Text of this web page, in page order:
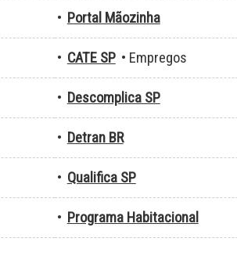
• Portal Mãozinha
• CATE SP • Empregos
• Descomplica SP
• Detran BR
• Qualifica SP
• Programa Habitacional